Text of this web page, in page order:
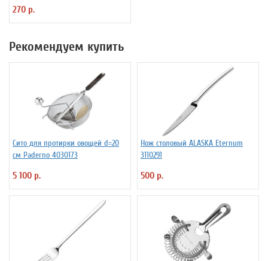
270 р.
Рекомендуем купить
Сито для протирки овощей d=20
см Paderno 4030173
5 100 р.
Нож столовый ALASKA Eternum
3110291
500 р.